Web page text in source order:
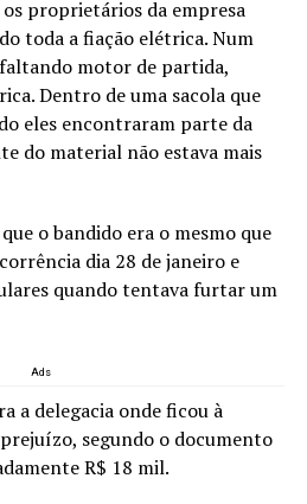
proprietários da empresa
toda a fiação elétrica. Num
motor de partida,
Dentro de uma sacola que
eles encontraram parte da
do material não estava mais
o bandido era o mesmo que
dia 28 de janeiro e
quando tentava furtar um
Ads
a delegacia onde ficou à
segundo o documento
R$ 18 mil.